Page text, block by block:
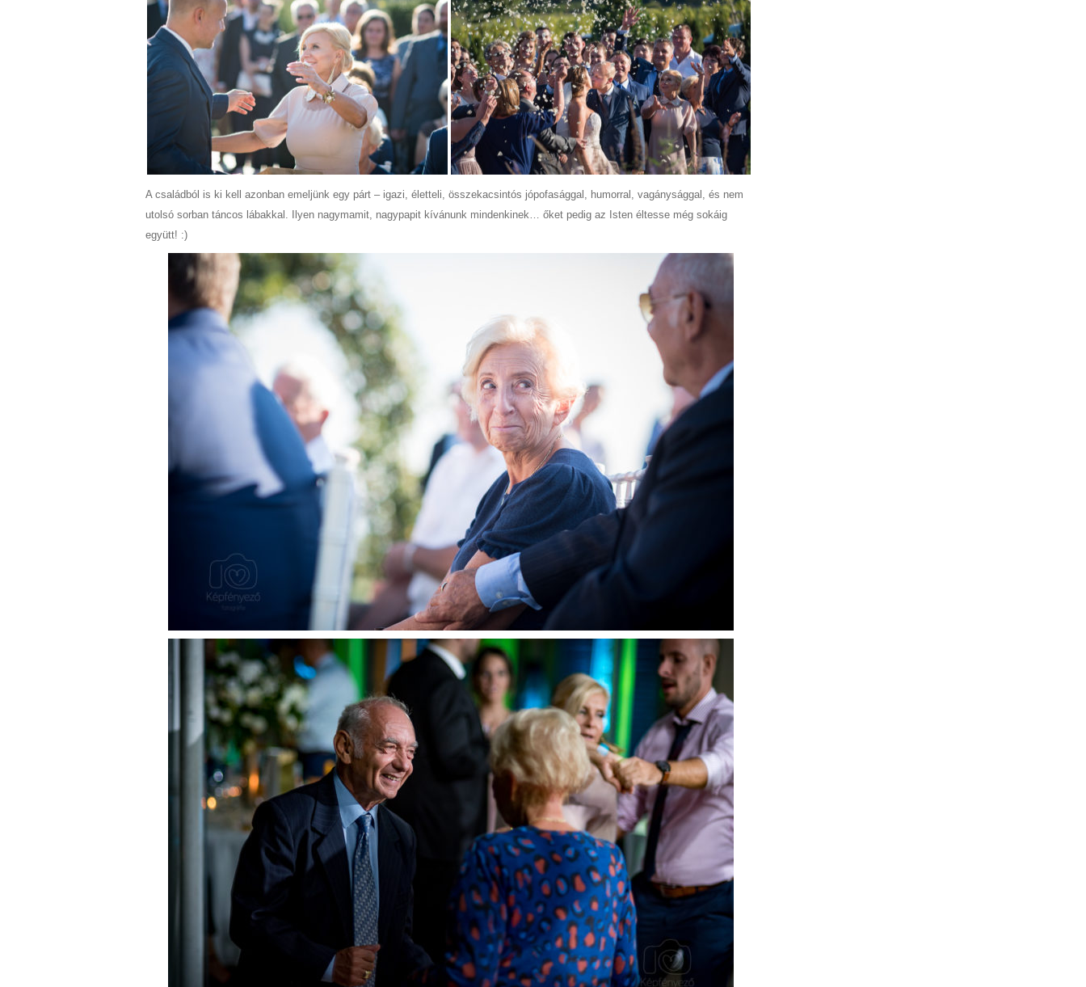
A családból is ki kell azonban emeljünk egy párt – igazi, életteli, összekacsintós jópofasággal, humorral, vagánysággal, és nem
utolsó sorban táncos lábakkal. Ilyen nagymamit, nagypapit kívánunk mindenkinek… őket pedig az Isten éltesse még sokáig
együtt! :)